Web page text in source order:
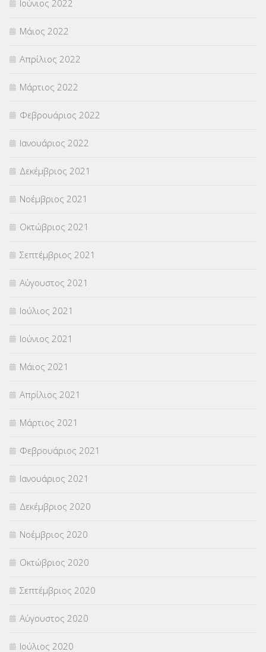
Ιούνιος 2022
Μάιος 2022
Απρίλιος 2022
Μάρτιος 2022
Φεβρουάριος 2022
Ιανουάριος 2022
Δεκέμβριος 2021
Νοέμβριος 2021
Οκτώβριος 2021
Σεπτέμβριος 2021
Αύγουστος 2021
Ιούλιος 2021
Ιούνιος 2021
Μάιος 2021
Απρίλιος 2021
Μάρτιος 2021
Φεβρουάριος 2021
Ιανουάριος 2021
Δεκέμβριος 2020
Νοέμβριος 2020
Οκτώβριος 2020
Σεπτέμβριος 2020
Αύγουστος 2020
Ιούλιος 2020